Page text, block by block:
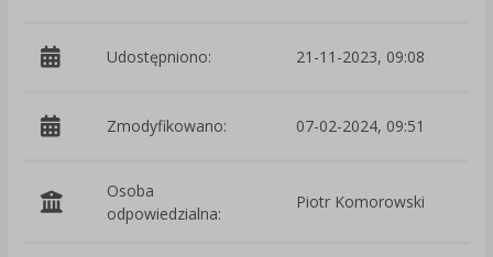
Udostępniono: 21-11-2023, 09:08
Zmodyfikowano: 07-02-2024, 09:51
Osoba
odpowiedzialna:
Piotr Komorowski